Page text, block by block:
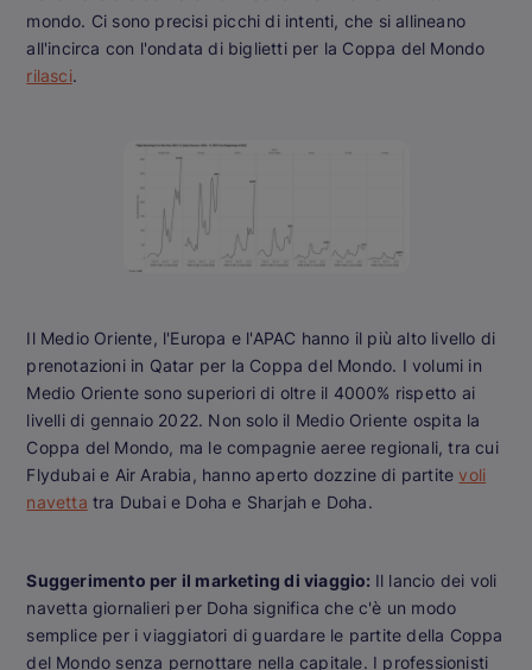
mondo. Ci sono precisi picchi di intenti, che si allineano
all'incirca con l'ondata di biglietti per la Coppa del Mondo
rilasci.
Il Medio Oriente, l'Europa e l'APAC hanno il più alto livello di
prenotazioni in Qatar per la Coppa del Mondo. I volumi in
Medio Oriente sono superiori di oltre il 4000% rispetto ai
livelli di gennaio 2022. Non solo il Medio Oriente ospita la
Coppa del Mondo, ma le compagnie aeree regionali, tra cui
Flydubai e Air Arabia, hanno aperto dozzine di partitevoli
navetta tra Dubai e Doha e Sharjah e Doha.
Suggerimento per il marketing di viaggio: Il lancio dei voli
navetta giornalieri per Doha significa che c'è un modo
semplice per i viaggiatori di guardare le partite della Coppa
del Mondo senza pernottare nella capitale. I professionisti